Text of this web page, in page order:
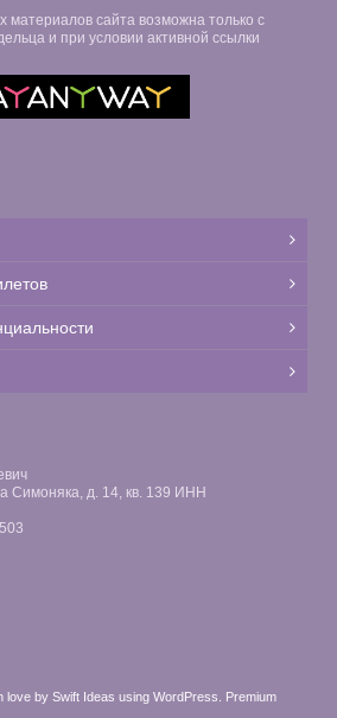
материалов сайта возможна только с
и при условии активной ссылки
Симоняка, д. 14, кв. 139 ИНН
love by Swift Ideas using WordPress Premium